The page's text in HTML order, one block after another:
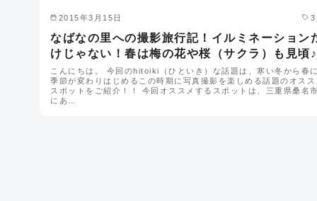
2015年3月15日 3
なばなの里への撮影旅行記！イルミネーション
けじゃない！春は梅の花や桜（サクラ）も見頃♪
こんにちは。 今回のhitoiki（ひといき）な話題は、寒い冬から春に
季節が変わりはじめるこの時期に写真撮影を楽しめる話題のオスス
スポットをご紹介！！ 今回オススメするスポットは、三重県桑名市
にあ…